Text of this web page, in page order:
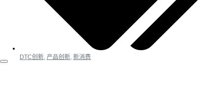
DTC创新 产品创新 新消费